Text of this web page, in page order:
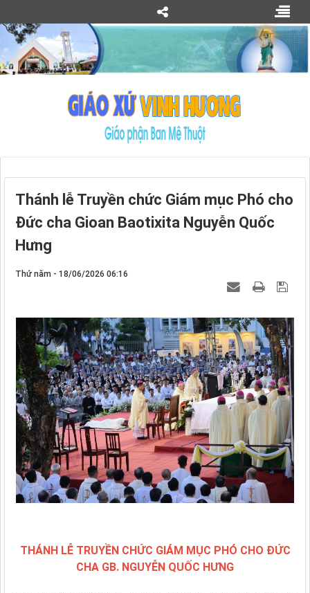
Thánh lễ Truyền chức Giám mục Phó cho
Đức cha Gioan Baotixita Nguyễn Quốc
Hưng
Thứ năm - 18/06/2026 06:16
THÁNH LỄ TRUYỀN CHỨC GIÁM MỤC PHÓ CHO ĐỨC
CHA GB. NGUYỄN QUỐC HƯNG